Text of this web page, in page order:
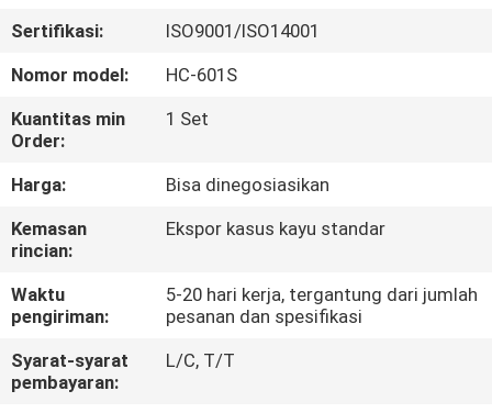
KAMI
TUR
PABRIK
KONTROL
KUALITAS
HUBUNGI
KAMI
Sertifikasi:
ISO9001/ISO14001
Nomor model:
HC-601S
Kuantitas min
Order:
1 Set
Harga:
Bisa dinegosiasikan
Kemasan
rincian:
Ekspor kasus kayu standar
Waktu
pengiriman:
5-20 hari kerja, tergantung dari jumlah
pesanan dan spesifikasi
Syarat-syarat
pembayaran:
L/C, T/T